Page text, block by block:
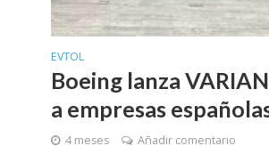
EVTOL
Boeing lanza
a empresas
4 meses Añadir comentario